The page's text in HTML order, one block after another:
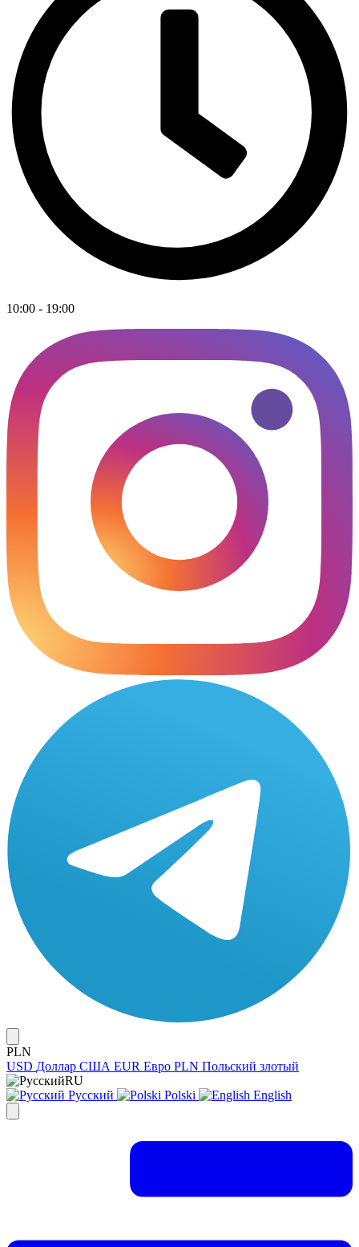
10:00 - 19:00
PLN
USD Доллар США EUR Евро PLN Польский злотый
RU
Русский
Polski English